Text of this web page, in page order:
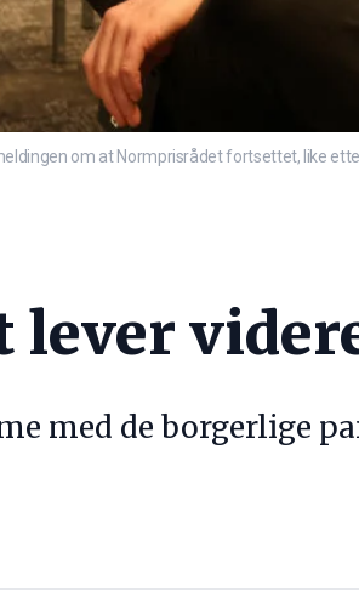
om at Normprisrådet fortsettet, like
lever
med de borgerlige